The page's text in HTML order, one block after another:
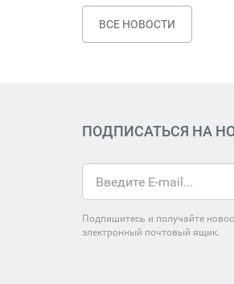
ВСЕ НОВОСТИ
ПОДПИСАТЬСЯ НА
Подпишитесь и получайте
электронный почтовый ящик.